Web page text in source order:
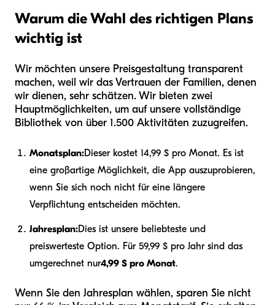
Warum die Wahl des richtigen Plans
wichtig ist
Wir möchten unsere Preisgestaltung transparent
machen, weil wir das Vertrauen der Familien, denen
wir dienen, sehr schätzen. Wir bieten zwei
Hauptmöglichkeiten, um auf unsere vollständige
Bibliothek von über 1.500 Aktivitäten zuzugreifen.
Monatsplan:Dieser kostet 14,99 $ pro Monat. Es ist
eine großartige Möglichkeit, die App auszuprobieren,
wenn Sie sich noch nicht für eine längere
Verpflichtung entscheiden möchten.
Jahresplan:Dies ist unsere beliebteste und
preiswerteste Option. Für 59,99 $ pro Jahr sind das
umgerechnet nur4,99 $ pro Monat.
Wenn Sie den Jahresplan wählen, sparen Sie nicht